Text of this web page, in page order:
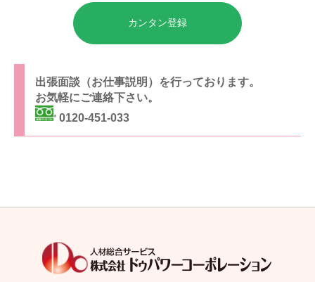
カンタン登録
出張面談（お仕事説明）を行っております。
お気軽にご連絡下さい。
0120-451-033